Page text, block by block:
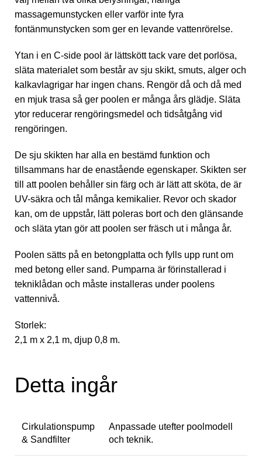
massagemunstycken eller varför inte fyra
fontänmunstycken som ger en levande vattenrörelse.
Ytan i en C-side pool är lättskött tack vare det porlösa,
släta materialet som består av sju skikt, smuts, alger och
kalkavlagrigar har ingen chans. Rengör då och då med
en mjuk trasa så ger poolen er många års glädje. Släta
ytor reducerar rengöringsmedel och tidsåtgång vid
rengöringen.
De sju skikten har alla en bestämd funktion och
tillsammans har de enastående egenskaper. Skikten ser
till att poolen behåller sin färg och är lätt att sköta, de är
UV-säkra och tål många kemikalier. Revor och skador
kan, om de uppstår, lätt poleras bort och den glänsande
och släta ytan gör att poolen ser fräsch ut i många år.
Poolen sätts på en betongplatta och fylls upp runt om
med betong eller sand. Pumparna är förinstallerad i
tekniklådan och måste installeras under poolens
vattennivå.
Storlek:
2,1 m x 2,1 m, djup 0,8 m.
Detta ingår
Cirkulationspump
& Sandfilter
Anpassade utefter poolmodell
och teknik.